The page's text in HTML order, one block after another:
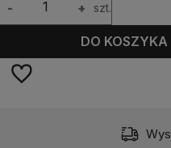
+
- szt.
DO KOSZYKA